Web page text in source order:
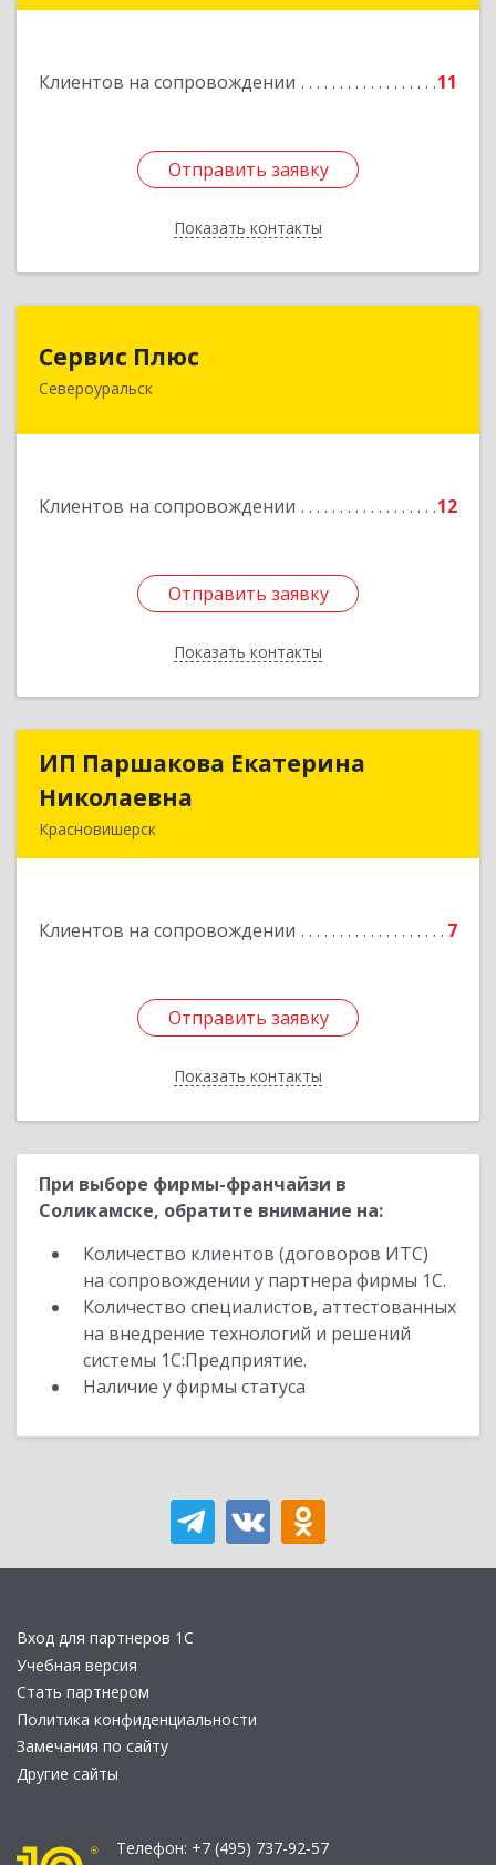
Клиентов на сопровождении 11
Отправить заявку
Показать контакты
Отправить заявку
Назад
Сервис Плюс
Североуральск
Клиентов на сопровождении 12
Отправить заявку
Показать контакты
624480, Свердловская обл, Североуральск г,
Отправить заявку
Назад
ИП Паршакова Екатерина
Николаевна
Красновишерск
Клиентов на сопровождении 7
Отправить заявку
Показать контакты
ИП Паршакова Екатерина
Подробнее
Отправить заявку
Назад
При выборе фирмы-франчайзи в
Соликамске, обратите внимание на:
Количество клиентов (договоров ИТС)
на сопровождении у партнера фирмы 1С.
Количество специалистов, аттестованных
на внедрение технологий и решений
системы 1С:Предприятие.
Наличие у фирмы статуса
Вход для партнеров 1С
Учебная версия
Стать партнером
Политика конфиденциальности
Замечания по сайту
Другие сайты
Телефон: +7 (495) 737-92-57